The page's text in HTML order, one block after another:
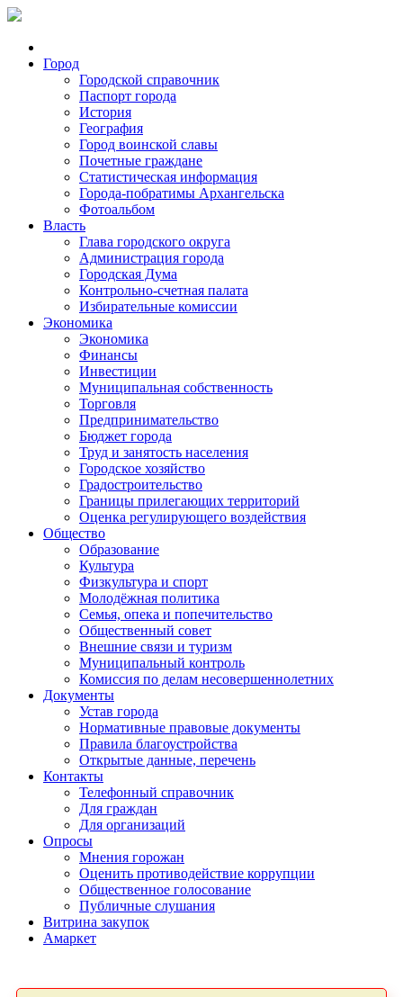
Город
Городской справочник
Паспорт города
История
География
Город воинской славы
Почетные граждане
Статистическая информация
Города-побратимы Архангельска
Фотоальбом
Власть
Глава городского округа
Администрация города
Городская Дума
Контрольно-счетная палата
Избирательные комиссии
Экономика
Экономика
Финансы
Инвестиции
Муниципальная собственность
Торговля
Предпринимательство
Бюджет города
Труд и занятость населения
Городское хозяйство
Градостроительство
Границы прилегающих территорий
Оценка регулирующего воздействия
Общество
Образование
Культура
Физкультура и спорт
Молодёжная политика
Семья, опека и попечительство
Общественный совет
Внешние связи и туризм
Муниципальный контроль
Комиссия по делам несовершеннолетних
Документы
Устав города
Нормативные правовые документы
Правила благоустройства
Открытые данные, перечень
Контакты
Телефонный справочник
Для граждан
Для организаций
Опросы
Мнения горожан
Оценить противодействие коррупции
Общественное голосование
Публичные слушания
Витрина закупок
Амаркет